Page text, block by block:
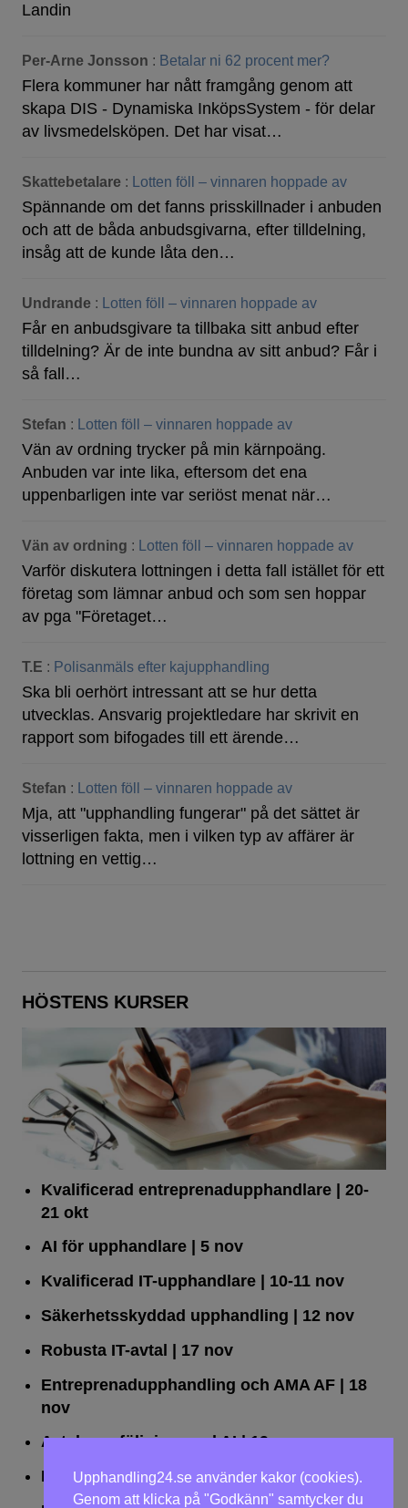
Landin
Per-Arne Jonsson : Betalar ni 62 procent mer?
Flera kommuner har nått framgång genom att
skapa DIS - Dynamiska InköpsSystem - för delar
av livsmedelsköpen. Det har visat…
Skattebetalare : Lotten föll – vinnaren hoppade av
Spännande om det fanns prisskillnader i anbuden
och att de båda anbudsgivarna, efter tilldelning,
insåg att de kunde låta den…
Undrande : Lotten föll – vinnaren hoppade av
Får en anbudsgivare ta tillbaka sitt anbud efter
tilldelning? Är de inte bundna av sitt anbud? Får i
så fall…
Stefan : Lotten föll – vinnaren hoppade av
Vän av ordning trycker på min kärnpoäng.
Anbuden var inte lika, eftersom det ena
uppenbarligen inte var seriöst menat när…
Vän av ordning : Lotten föll – vinnaren hoppade av
Varför diskutera lottningen i detta fall istället för ett
företag som lämnar anbud och som sen hoppar
av pga "Företaget…
T.E : Polisanmäls efter kajupphandling
Ska bli oerhört intressant att se hur detta
utvecklas. Ansvarig projektledare har skrivit en
rapport som bifogades till ett ärende…
Stefan : Lotten föll – vinnaren hoppade av
Mja, att "upphandling fungerar" på det sättet är
visserligen fakta, men i vilken typ av affärer är
lottning en vettig…
HÖSTENS KURSER
Kvalificerad entreprenad­upphandlare | 20-
21 okt
AI för upphandlare| 5 nov
Kvalificerad IT-upphandlare| 10-11 nov
Säkerhetsskyddad upphandling | 12 nov
Robusta IT-avtal | 17 nov
Entreprenadupphandling och AMA AF| 18
nov
Avtalsuppföljning med AI| 19 nov
Leda upphandlingar effektivt| 25 nov
Upphandling24.se använder kakor (cookies).
Genom att klicka på "Godkänn" samtycker du